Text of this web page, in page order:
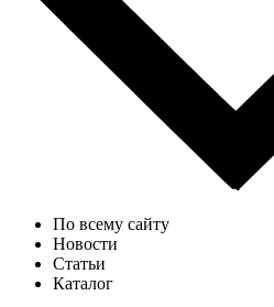
По всему сайту
Новости
Статьи
Каталог